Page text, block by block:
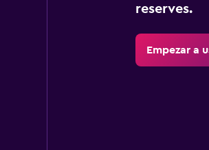
reserves.
Empezar a